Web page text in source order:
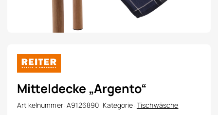
Mitteldecke „Argento“
Artikelnummer:A9126890 Kategorie: Tischwäsche